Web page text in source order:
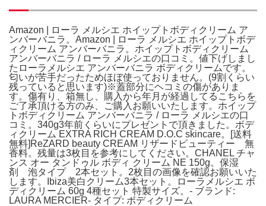
Amazon | ローラ メルシエ ホイップトボディクリーム ア
ンバーバニラ。Amazon | ローラ メルシエ ホイップトボデ
ィクリーム アンバーバニラ。ホイップトボディクリーム
アンバーバニラ / ローラ メルシエの口コミ。値下げしまし
たローラメルシエ アンバーバニラ ボディクリームです。
匂いが苦手だったためほぼ使っておりません。(9割くらい
残っていると思います)※蓋部分にヘコミの傷がありま
す。傷有り、箱無し、購入から年月が経過してるこちらを
ご了承頂ける方のみ、ご購入お願いいたします。ホイップ
トボディクリーム アンバーバニラ / ローラ メルシエの口
コミ。340g3年前くらいにプレゼントで頂きました。ボデ
ィクリーム EXTRA RICH CREAM D.O.C skincare。[送料
無料]ReZARD beauty CREAM リザードビューティー 無
香料。残量は3枚目を参考にしてください。CHANEL チャ
ンス オー タンドゥル ボディ クリーム NE 150g。保湿
剤 泡タイプ 2本セット。2枚目の画像を確認お願いいた
します。Ibiza美白クリーム3本セット。ローラメルシエ ボ
ディクリーム 60g 4種セット 特製サイズ。- ブランド:
LAURA MERCIER- タイプ: ボディクリーム